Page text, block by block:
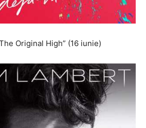
Original High” (16 iunie)